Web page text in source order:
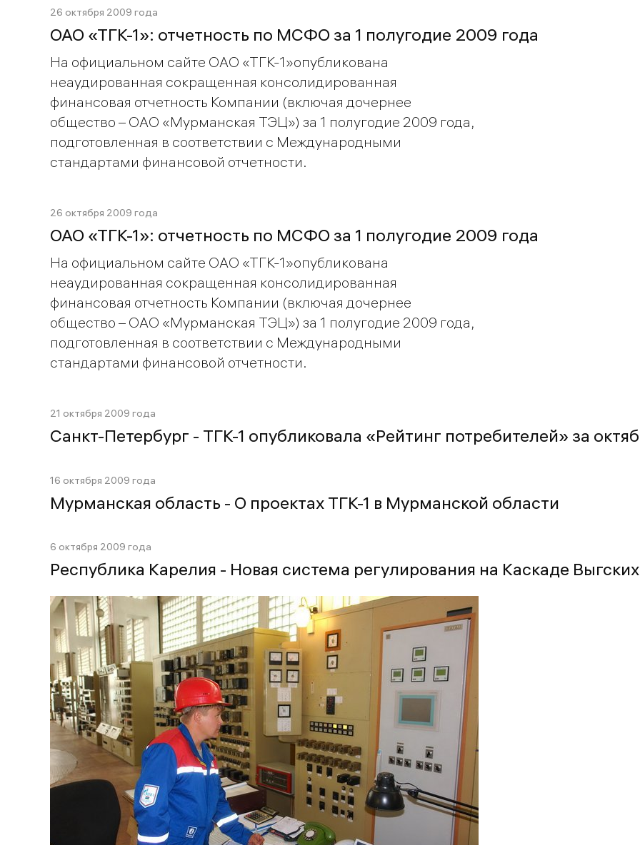
26 октября 2009 года
ОАО «ТГК-1»: отчетность по МСФО за 1 полугодие 2009 года
На официальном сайте ОАО «ТГК-1»опубликована
неаудированная сокращенная консолидированная
финансовая отчетность Компании (включая дочернее
общество – ОАО «Мурманская ТЭЦ») за 1 полугодие 2009 года,
подготовленная в соответствии с Международными
стандартами финансовой отчетности.
26 октября 2009 года
ОАО «ТГК-1»: отчетность по МСФО за 1 полугодие 2009 года
На официальном сайте ОАО «ТГК-1»опубликована
неаудированная сокращенная консолидированная
финансовая отчетность Компании (включая дочернее
общество – ОАО «Мурманская ТЭЦ») за 1 полугодие 2009 года,
подготовленная в соответствии с Международными
стандартами финансовой отчетности.
21 октября 2009 года
Санкт-Петербург - ТГК-1 опубликовала «Рейтинг потребителей» за
16 октября 2009 года
Мурманская область - О проектах ТГК-1 в Мурманской области
6 октября 2009 года
Республика Карелия - Новая система регулирования на Каскаде